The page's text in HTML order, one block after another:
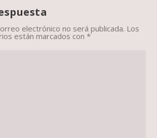
electrónico no será publicada. Los
están marcados con*